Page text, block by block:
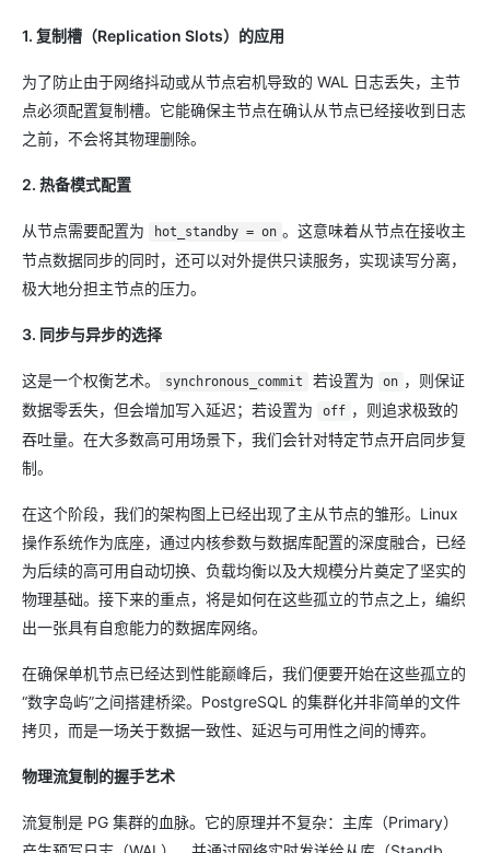
1. 复制槽（Replication Slots）的应用
为了防止由于网络抖动或从节点宕机导致的 WAL 日志丢失，主节
点必须配置复制槽。它能确保主节点在确认从节点已经接收到日志
之前，不会将其物理删除。
2. 热备模式配置
从节点需要配置为 hot_standby = on 。这意味着从节点在接收主
节点数据同步的同时，还可以对外提供只读服务，实现读写分离，
极大地分担主节点的压力。
3. 同步与异步的选择
这是一个权衡艺术。 synchronous_commit 若设置为 on ，则保证
数据零丢失，但会增加写入延迟；若设置为
off ，则追求极致的
吞吐量。在大多数高可用场景下，我们会针对特定节点开启同步复
制。
在这个阶段，我们的架构图上已经出现了主从节点的雏形。Linux
操作系统作为底座，通过内核参数与数据库配置的深度融合，已经
为后续的高可用自动切换、负载均衡以及大规模分片奠定了坚实的
物理基础。接下来的重点，将是如何在这些孤立的节点之上，编织
出一张具有自愈能力的数据库网络。
在确保单机节点已经达到性能巅峰后，我们便要开始在这些孤立的
“数字岛屿”之间搭建桥梁。PostgreSQL 的集群化并非简单的文件
拷贝，而是一场关于数据一致性、延迟与可用性之间的博弈。
物理流复制的握手艺术
流复制是 PG 集群的血脉。它的原理并不复杂：主库（Primary）